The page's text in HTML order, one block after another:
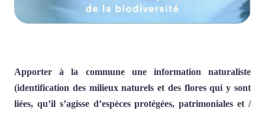
Apporter à la commune une information naturaliste
(identification des milieux naturels et des flores qui y sont
liées, qu’il s’agisse d’espèces protégées, patrimoniales et /